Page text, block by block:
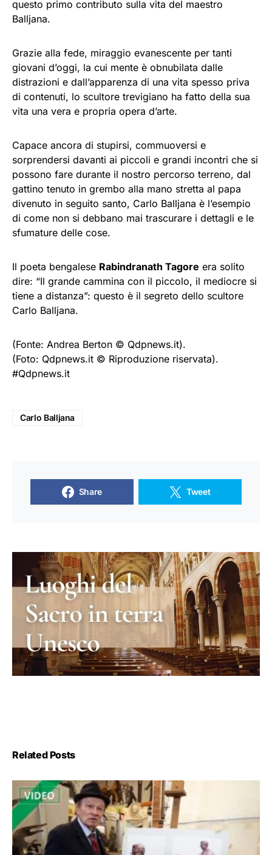
questo primo contributo sulla vita del maestro
Balljana.
Grazie alla fede, miraggio evanescente per tanti
giovani d’oggi, la cui mente è obnubilata dalle
distrazioni e dall’apparenza di una vita spesso priva
di contenuti, lo scultore trevigiano ha fatto della sua
vita una vera e propria opera d’arte.
Capace ancora di stupirsi, commuoversi e
sorprendersi davanti ai piccoli e grandi incontri che si
possono fare durante il nostro percorso terreno, dal
gattino tenuto in grembo alla mano stretta al papa
divenuto in seguito santo, Carlo Balljana è l’esempio
di come non si debbano mai trascurare i dettagli e le
sfumature delle cose.
Il poeta bengalese Rabindranath Tagore era solito
dire: “Il grande cammina con il piccolo, il mediocre si
tiene a distanza”: questo è il segreto dello scultore
Carlo Balljana.
(Fonte: Andrea Berton © Qdpnews.it).
(Foto: Qdpnews.it © Riproduzione riservata).
#Qdpnews.it
Carlo Balljana
Share Tweet
Related Posts